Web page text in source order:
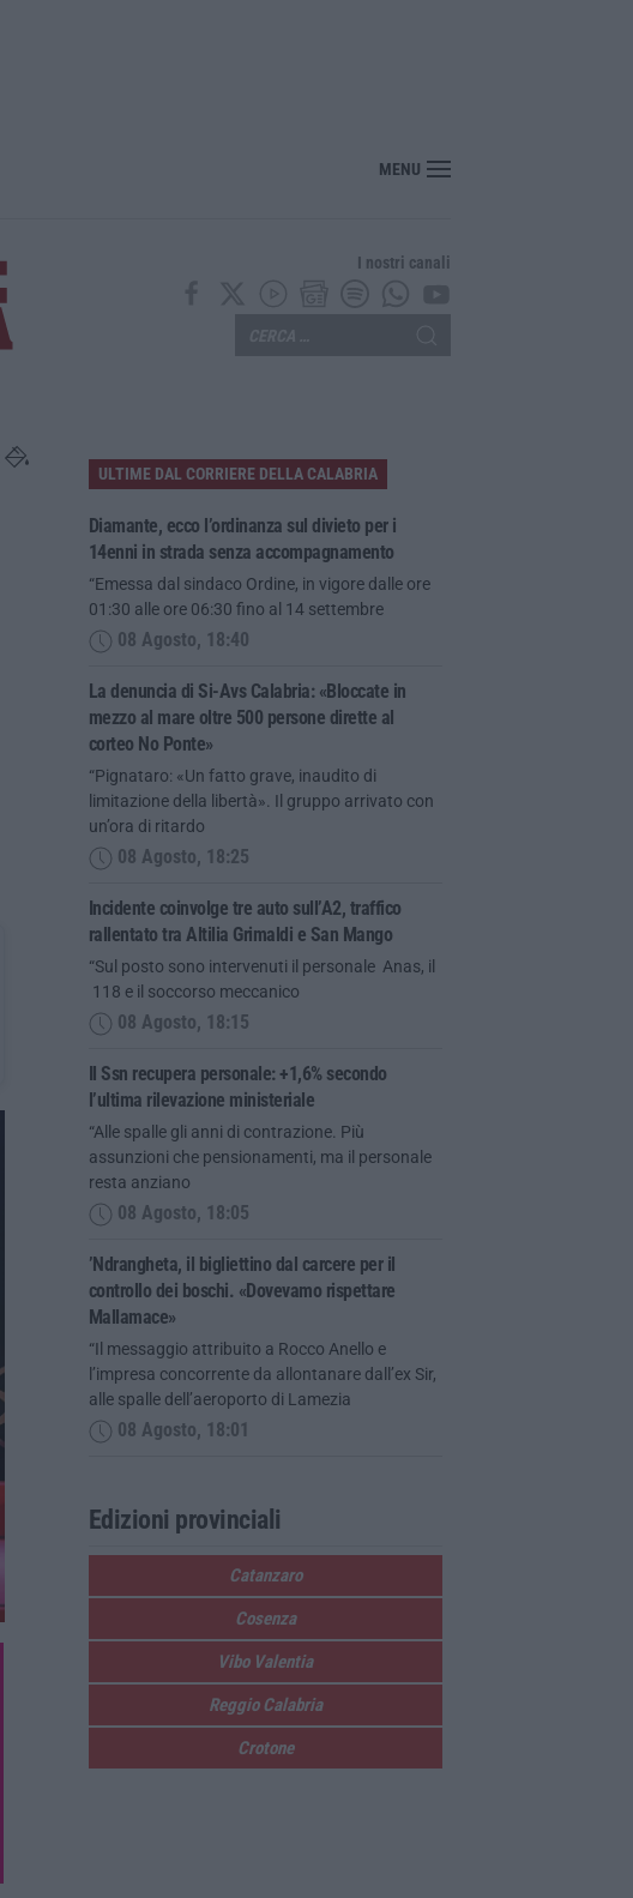
Incidente coinvolge tre auto sull’A2, traffico rallentato tra Altilia Grimaldi e San Mango
MENU
I nostri canali
ULTIME DAL CORRIERE DELLA CALABRIA
Diamante, ecco l’ordinanza sul divieto per i
14enni in strada senza accompagnamento
“Emessa dal sindaco Ordine, in vigore dalle ore
01:30 alle ore 06:30 fino al 14 settembre
08 Agosto, 18:40
La denuncia di Si-Avs Calabria: «Bloccate in
mezzo al mare oltre 500 persone dirette al
corteo No Ponte»
“Pignataro: «Un fatto grave, inaudito di
limitazione della libertà». Il gruppo arrivato con
un’ora di ritardo
08 Agosto, 18:25
Incidente coinvolge tre auto sull’A2, traffico
rallentato tra Altilia Grimaldi e San Mango
“Sul posto sono intervenuti il personale Anas, il
118 e il soccorso meccanico
08 Agosto, 18:15
Il Ssn recupera personale: +1,6% secondo
l’ultima rilevazione ministeriale
“Alle spalle gli anni di contrazione. Più
assunzioni che pensionamenti, ma il personale
resta anziano
08 Agosto, 18:05
’Ndrangheta, il bigliettino dal carcere per il
controllo dei boschi. «Dovevamo rispettare
Mallamace»
“Il messaggio attribuito a Rocco Anello e
l’impresa concorrente da allontanare dall’ex Sir,
alle spalle dell’aeroporto di Lamezia
08 Agosto, 18:01
Edizioni provinciali
Catanzaro
Cosenza
Vibo Valentia
Reggio Calabria
Crotone